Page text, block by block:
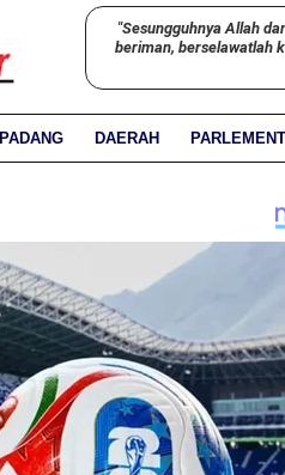
"Sesungguhnya Allah
beriman, berselawatlah
PADANG DAERAH